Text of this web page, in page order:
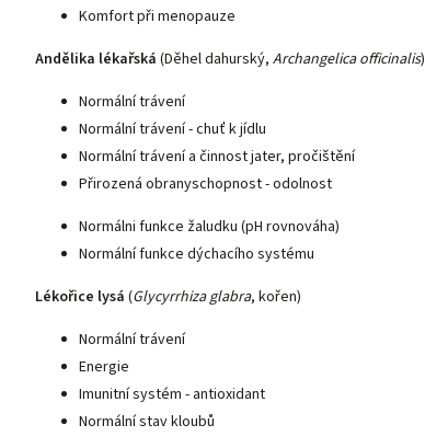
Komfort při menopauze
Andělika lékařská (Děhel dahurský, Archangelica officinalis)
Normální trávení
Normální trávení - chuť k jídlu
Normální trávení a činnost jater, pročištění
Přirozená obranyschopnost - odolnost
Normálni funkce žaludku (pH rovnováha)
Normální funkce dýchacího systému
Lékořice lysá (Glycyrrhiza glabra, kořen)
Normální trávení
Energie
Imunitní systém - antioxidant
Normální stav kloubů